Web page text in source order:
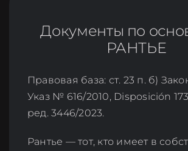
Документы по
РАНТЬЕ
Правовая база: ст. 23 п. б)
Указ № 616/2010, Disposición
ред. 3446/2023.
Рантье — тот, кто имеет в